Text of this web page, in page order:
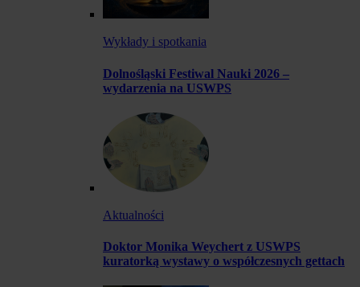
Wykłady i spotkania
Dolnośląski Festiwal Nauki 2026 –
wydarzenia na USWPS
Aktualności
Doktor Monika Weychert z USWPS
kuratorką wystawy o współczesnych gettach